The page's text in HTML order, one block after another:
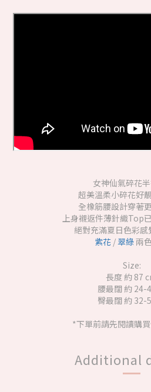
女神仙氣碎花半
超美溫柔小碎花好
全橡筋腰設計穿著
上身襯返件薄針織Top
絕對充滿夏日色彩感
紫花 /翠綠兩
Size:
長度 約 87
腰最闊 約 24-
臀最闊 約 32-
*下單前請先閱讀購
Additional